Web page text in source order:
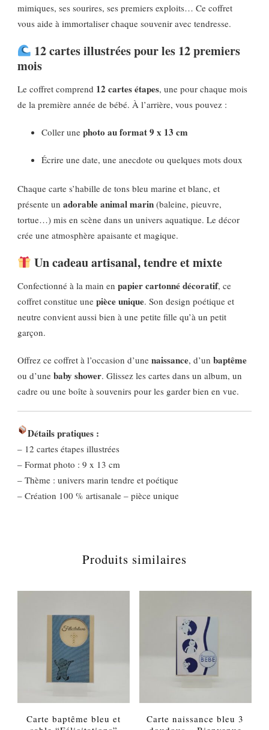
mimiques, ses sourires, ses premiers exploits… Ce coffret
vous aide à immortaliser chaque souvenir avec tendresse.
12 cartes illustrées pour les 12 premiers
mois
Le coffret comprend 12 cartes étapes, une pour chaque mois
de la première année de bébé. À l’arrière, vous pouvez :
Coller une photo au format 9 x 13 cm
Écrire une date, une anecdote ou quelques mots doux
Chaque carte s’habille de tons bleu marine et blanc, et
présente un adorable animal marin (baleine, pieuvre,
tortue…) mis en scène dans un univers aquatique. Le décor
crée une atmosphère apaisante et magique.
Un cadeau artisanal, tendre et mixte
Confectionné à la main en papier cartonné décoratif, ce
coffret constitue une pièce unique. Son design poétique et
neutre convient aussi bien à une petite fille qu’à un petit
garçon.
Offrez ce coffret à l’occasion d’une naissance, d’un baptême
ou d’une baby shower. Glissez les cartes dans un album, un
cadre ou une boîte à souvenirs pour les garder bien en vue.
Détails pratiques :
– 12 cartes étapes illustrées
– Format photo : 9 x 13 cm
– Thème : univers marin tendre et poétique
– Création 100 % artisanale – pièce unique
Produits similaires
Carte baptême bleu et
Carte naissance bleu 3